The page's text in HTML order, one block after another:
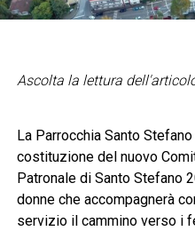
Ascolta la lettura
La Parrocchia Santo
costituzione del nuovo
Patronale di Santo Stefano
donne che accompagnerà
servizio il cammino verso i